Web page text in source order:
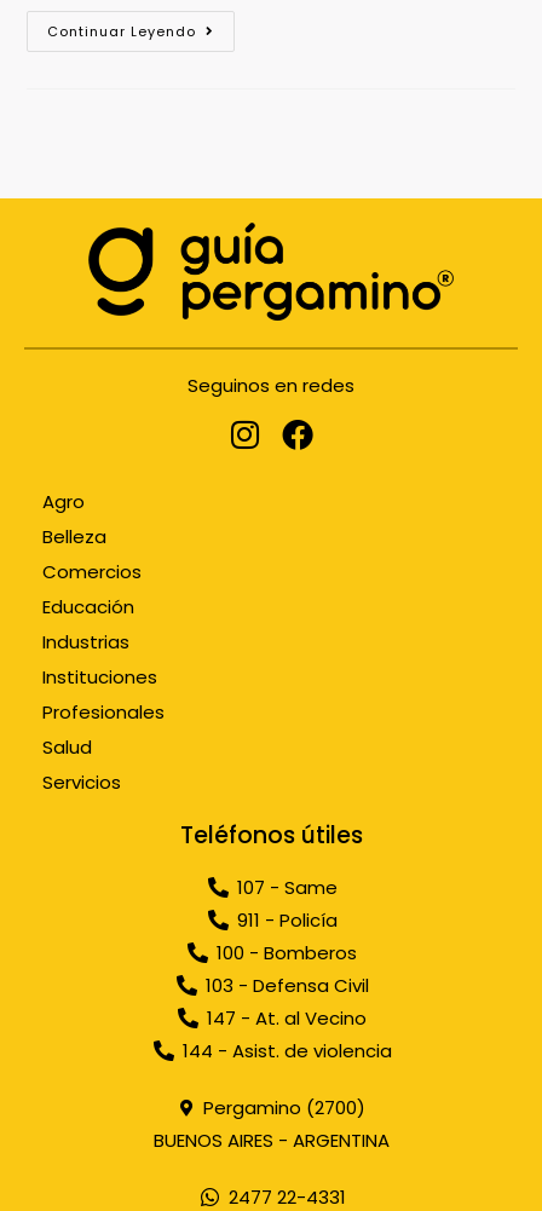
Continuar Leyendo
Seguinos en redes
Agro
Belleza
Comercios
Educación
Industrias
Instituciones
Profesionales
Salud
Servicios
Teléfonos útiles
107 - Same
911 - Policía
100 - Bomberos
103 - Defensa Civil
147 - At. al Vecino
144 - Asist. de violencia
Pergamino (2700)
BUENOS AIRES - ARGENTINA
2477 22-4331